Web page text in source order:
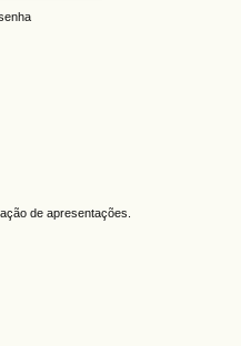
de apresentações.